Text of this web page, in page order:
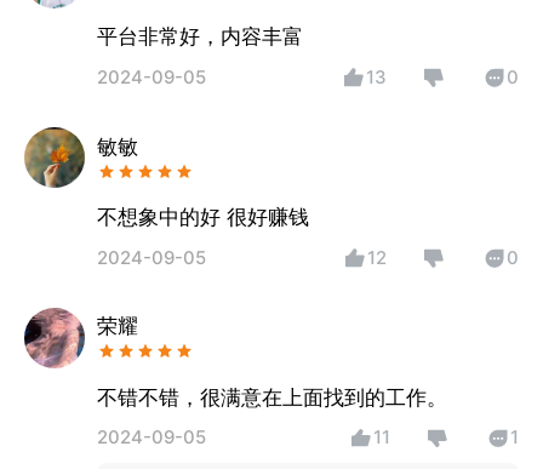
平台非常好，内容丰富
2024-09-05 13 0
敏敏
不想象中的好 很好赚钱
2024-09-05 12 0
荣耀
不错不错，很满意在上面找到的工作。
2024-09-05 11 1